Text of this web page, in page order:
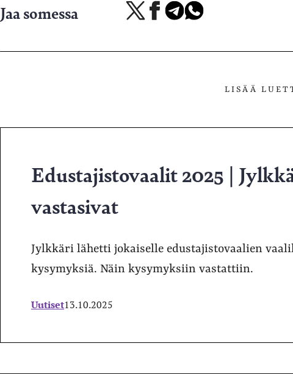
Jaa somessa
Jaa
palvelussa
Jaa Jaa Jaa
LISÄÄ
Edustajistovaalit 2025 |
vastasivat
Jylkkäri lähetti jokaiselle edustajistovaalien
kysymyksiä. Näin kysymyksiin vastattiin.
Uutiset13.10.2025